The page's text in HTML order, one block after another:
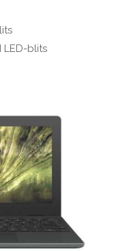
LED-blits